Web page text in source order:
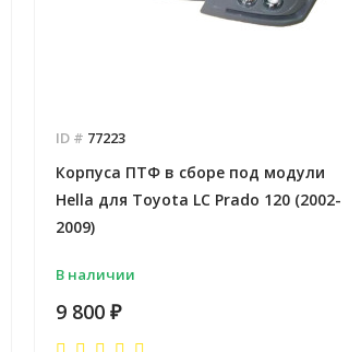
ID # 77223
Корпуса ПТФ в сборе под модули
Hella для Toyota LC Prado 120 (2002-
2009)
В наличии
9 800 ₽